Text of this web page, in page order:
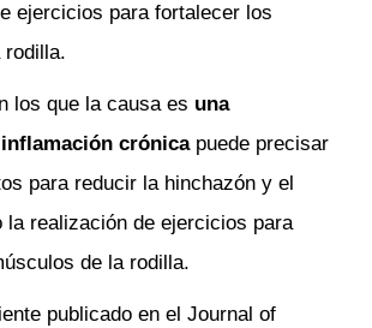
ejercicios para fortalecer los
rodilla.
los que la causa es una
crónicapuede precisar
para reducir la hinchazón y el
la realización de ejercicios para
de la rodilla.
publicado en el Journal of